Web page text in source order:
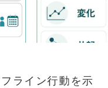
ライン行動を示